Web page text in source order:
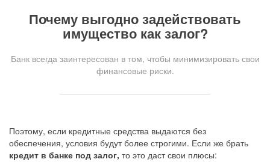
Почему выгодно задействовать
имущество как залог?
Банк всегда заинтересован в том, чтобы минимизировать свои
финансовые риски.
Поэтому, если кредитные средства выдаются без
обеспечения, условия будут более строгими. Если же брать
кредит в банке под залог, то это даст свои плюсы: